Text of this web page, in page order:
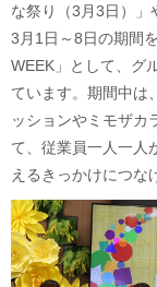
な祭り（3月3日）」
3月1日～8日の期間
WEEK」として、グ
ています。期間中は
ッションやミモザカ
て、従業員一人一人
えるきっかけにつな